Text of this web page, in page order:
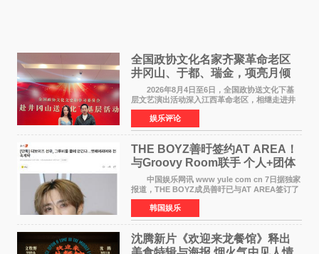
全国政协文化名家齐聚革命老区
井冈山、于都、瑞金，项亮月倾
情献唱《桃花谣》致敬红色沃土
2026年8月4日至6日，全国政协送文化下基
层文艺演出活动深入江西革命老区，相继走进井
冈山、于都长征出发地、瑞金三地。由全国政协
文化文史和学习委员会副主任、甘肃省政协原主
席欧阳坚率团，一
娱乐评论
THE BOYZ善旴签约AT AREA！
与Groovy Room联手 个人+团体
活动并行
中国娱乐网讯 www yule com cn 7日据独家
报道，THE BOYZ成员善旴已与AT AREA签订了
专属合约。AT AREA是由知名制作人组合
Groovy Room创立的hip-hop厂牌，旗下拥有多
位实力派音乐人，在韩
韩国娱乐
沈腾新片《欢迎来龙餐馆》释出